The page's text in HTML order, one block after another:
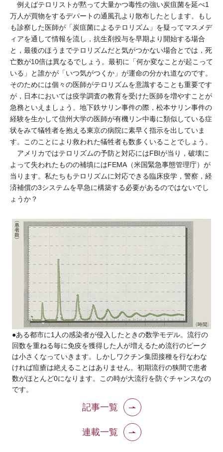
例えばテロリストが黙って大量かつ毒性の強い炭疽菌を延べ1
万人が買物をするデパートの通風孔より散布したとします。もし
も診察した医師が「炭疽菌によるテロリズム」を疑ってマスメデ
ィアを通して情報を流し，抗生剤投与を早期より開始する場合
と，最後のほうまでテロリズムだと気がつかない場合とでは，死
亡数が10倍は異なるでしょう。最初に「何か変なことが起こって
いる」と誰かが「いつ気がつくか」が運命の分かれ道なのです。
そのためには個々の医師がテロリズムを意識することも重要です
が，日本においては疫学調査の教育を受けた医師を増やすことが
急務といえましょう。地下鉄サリン事件の際，松本サリン事件の
経験を生かして信州大学の医師が有機リン中毒に類似している症
状をみて犠牲者を抱える東京の病院に素早く指示を出していま
す。このことにより救われた犠牲者も数多くいることでしょう。
アメリカではテロリズムの予防と対応にはFBIが当り，破壊に
よって失われたものの補填にはFEMA（米国緊急事態管理庁）が
当ります。私たちもテロリズムに対応できる臨床疫学，警察，経
済補償の3システムを早急に構築する必要があるのではないでし
ょうか？
●ある都市に1人の感染者が侵入したときの数学モデル。流行の
回数を重ねる毎に免疫を獲得した人が増えるため流行のピーク
は小さくなっていきます。しかしワクチン集団接種を行なわな
ければ痘瘡は絶えることはありません。初期流行の狭間で患者
数がほとんど0になります。この時が大流行を防ぐチャンスなの
です。
記事一覧
連載一覧